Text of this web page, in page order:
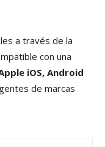
a través de la
con una
iOS, Android
de marcas